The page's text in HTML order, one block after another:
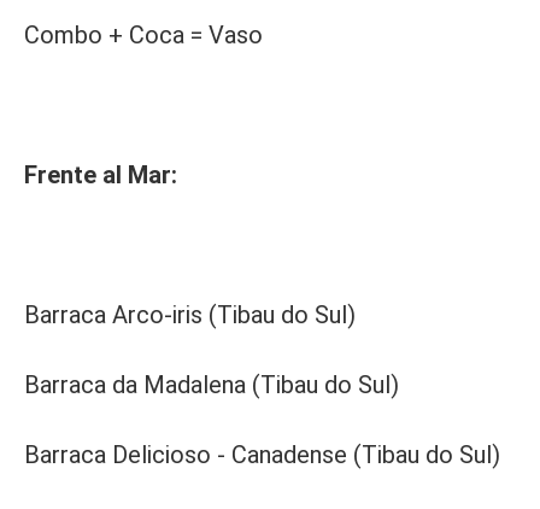
Combo + Coca = Vaso
Frente al Mar:
Barraca Arco-iris (Tibau do Sul)
Barraca da Madalena (Tibau do Sul)
Barraca Delicioso - Canadense (Tibau do Sul)